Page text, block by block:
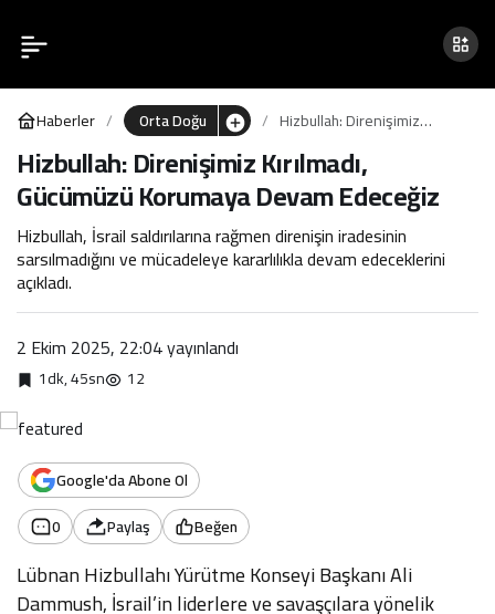
Haberler Orta Doğu
Hizbullah: Direnişimiz
Kırılmadı, Gücümüzü
Korumaya Devam Edeceğiz
Hizbullah: Direnişimiz Kırılmadı,
Gücümüzü Korumaya Devam Edeceğiz
Hizbullah, İsrail saldırılarına rağmen direnişin iradesinin
sarsılmadığını ve mücadeleye kararlılıkla devam edeceklerini
açıkladı.
2 Ekim 2025, 22:04yayınlandı
1dk, 45sn 12
Google'da Abone Ol
0
Paylaş Beğen
Lübnan Hizbullahı Yürütme Konseyi Başkanı Ali
Dammush, İsrail’in liderlere ve savaşçılara yönelik
Hizbullah: Direnişimiz
Kırılmadı, Gücümüzü
Korumaya Devam Edeceğiz
0